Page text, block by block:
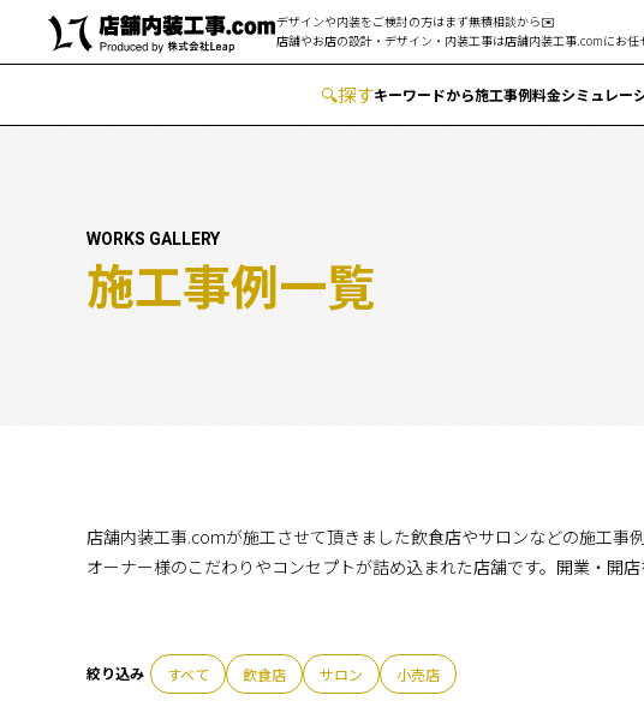
デザインや内装をご検討の方はまず無積相談から✉️
店舗やお店の設計・デザイン・内装工事は店舗内装工事.comにお任
🔍︎探すキーワードから施工事例料金シミュレー
WORKS GALLERY
施工事例一覧
店舗内装工事.comが施工させて頂きました飲食店やサロンなどの施工事
オーナー様のこだわりやコンセプトが詰め込まれた店舗です。開業・開
すべて 飲食店 サロン 小売店